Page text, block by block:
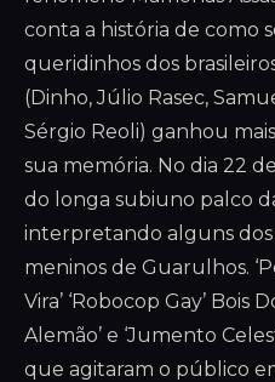
conta a história de como
queridinhos dos
(Dinho, Júlio Rasec,
Sérgio Reoli) ganhou
sua memória. No dia 22
do longa subiuno palco
interpretando alguns dos
meninos de Guarulhos.
Vira’ ‘Robocop Gay’ Bois
Alemão’ e ‘Jumento
que agitaram o público